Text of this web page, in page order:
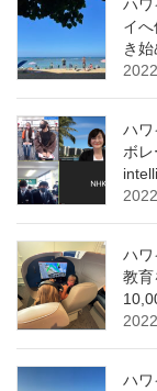
ハワ
イ
き
ハワ
ボ
ハワ
教育
ハ